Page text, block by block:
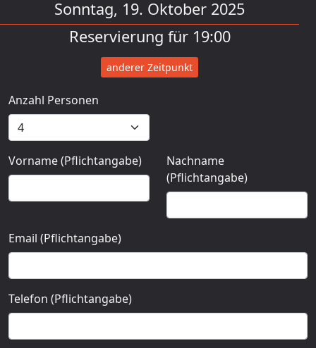
Sonntag, 19. Oktober 2025
Reservierung für 19:00
anderer Zeitpunkt
Anzahl Personen
Vorname (Pflichtangabe)
Nachname
(Pflichtangabe)
Email (Pflichtangabe)
Telefon (Pflichtangabe)